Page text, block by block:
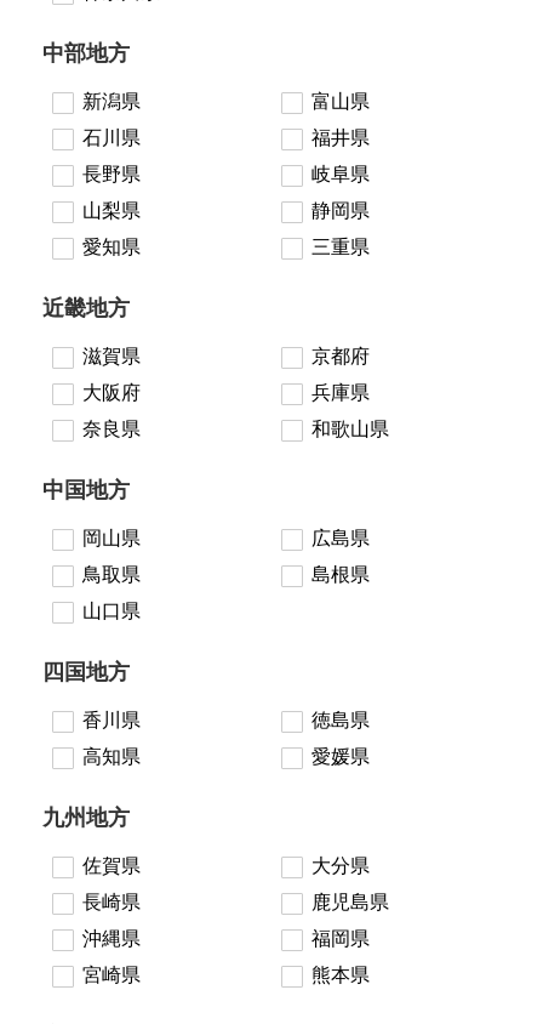
中部地方
新潟県
富山県
石川県
福井県
長野県
岐阜県
山梨県
静岡県
愛知県
三重県
近畿地方
滋賀県
京都府
大阪府
兵庫県
奈良県
和歌山県
中国地方
岡山県
広島県
鳥取県
島根県
山口県
四国地方
香川県
徳島県
高知県
愛媛県
九州地方
佐賀県
大分県
長崎県
鹿児島県
沖縄県
福岡県
宮崎県
熊本県